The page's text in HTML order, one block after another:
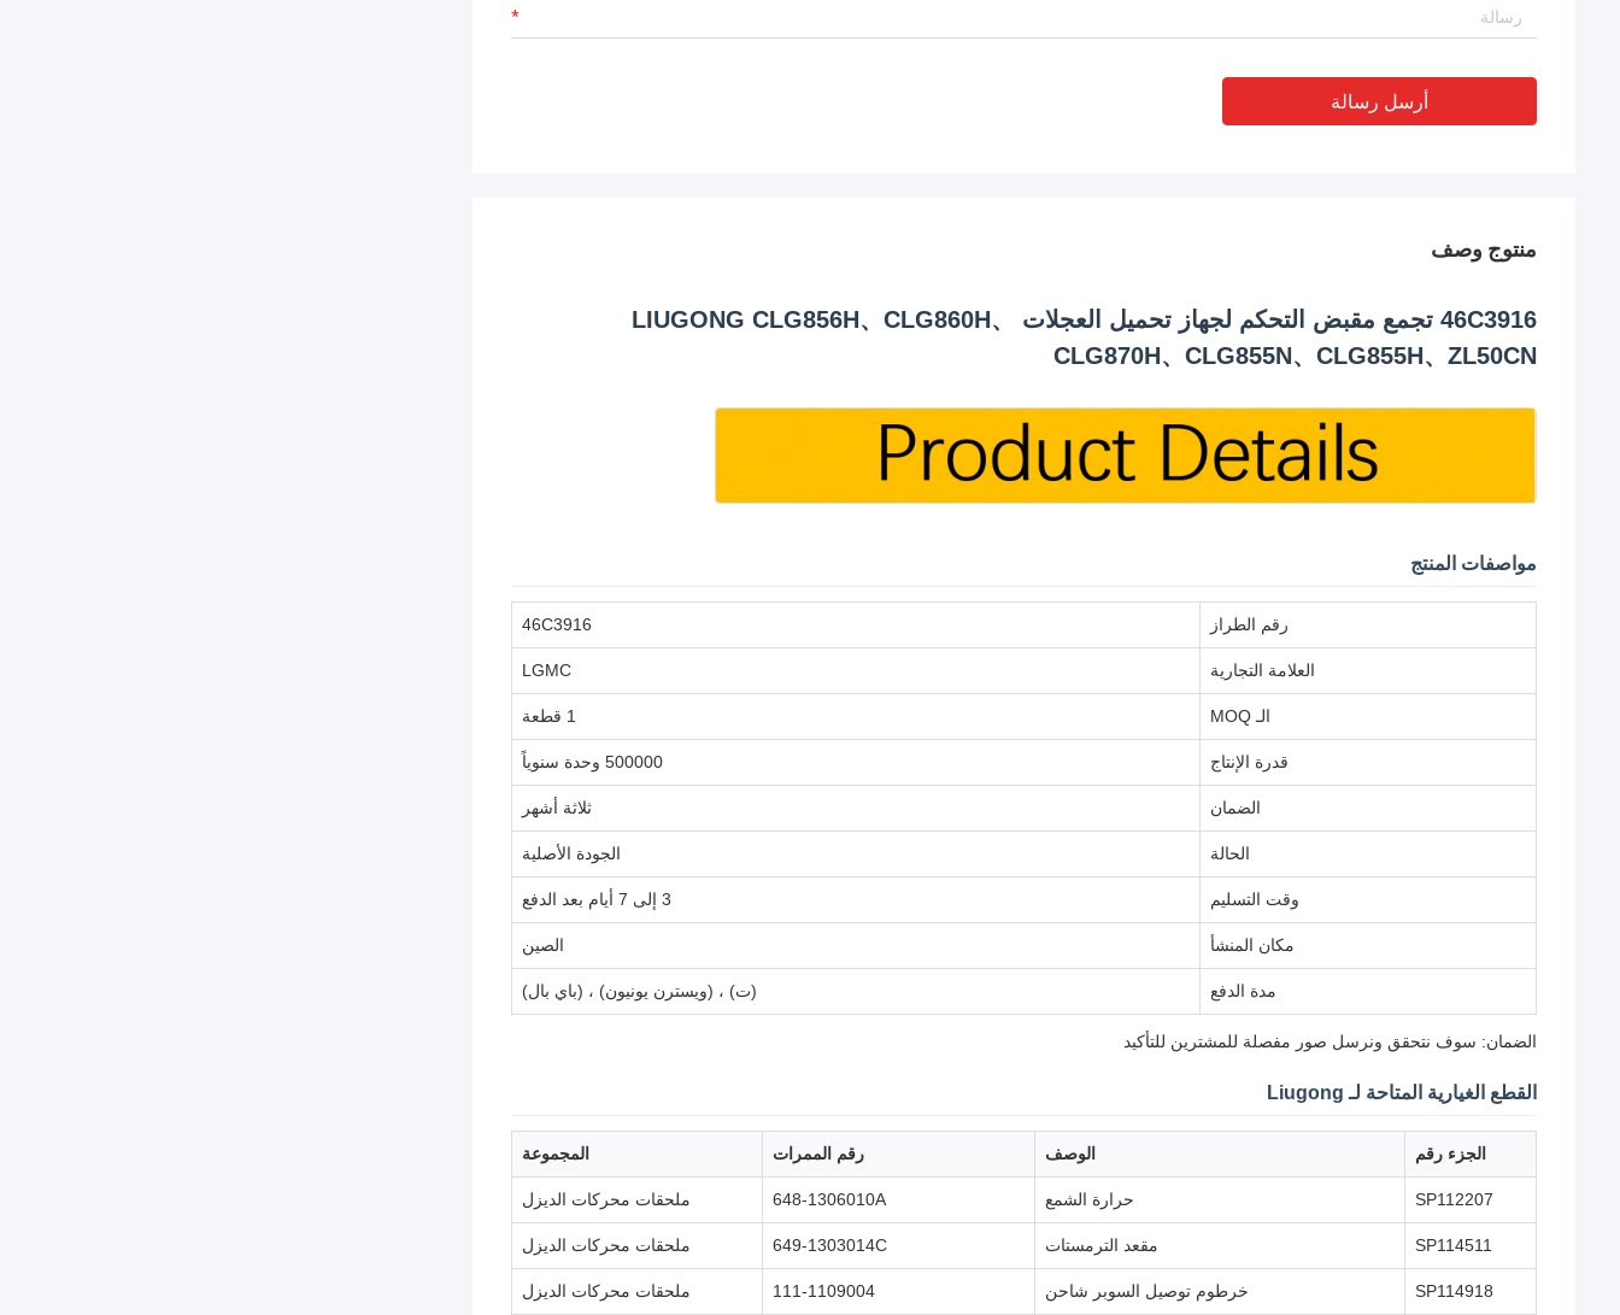
أرسل رسالة
منتوج وصف
46C3916 تجمع مقبض التحكم لجهاز تحميل العجلات LIUGONG CLG856H、CLG860H、
CLG870H、CLG855N、CLG855H、ZL50CN
مواصفات المنتج
رقم الطراز 46C3916
العلامة التجارية LGMC
الـ MOQ 1 قطعة
قدرة الإنتاج 500000 وحدة سنوياً
الضمان ثلاثة أشهر
الحالة الجودة الأصلية
وقت التسليم 3 إلى 7 أيام بعد الدفع
مكان المنشأ الصين
مدة الدفع (ت) ، (ويسترن يونيون) ، (باي بال)
الضمان: سوف نتحقق ونرسل صور مفصلة للمشترين للتأكيد
القطع الغيارية المتاحة لـ Liugong
الجزء رقم الوصف رقم الممرات المجموعة
SP112207 حرارة الشمع 648-1306010A ملحقات محركات الديزل
SP114511 مقعد الترمستات 649-1303014C ملحقات محركات الديزل
SP114918 خرطوم توصيل السوبر شاحن 111-1109004 ملحقات محركات الديزل